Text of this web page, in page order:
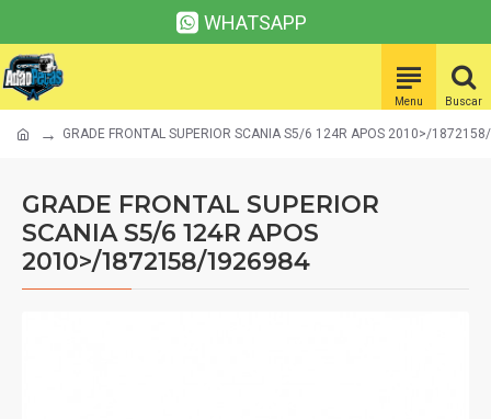
WHATSAPP
GRADE FRONTAL SUPERIOR SCANIA S5/6 124R APOS 2010>/
GRADE FRONTAL SUPERIOR
SCANIA S5/6 124R APOS
2010>/1872158/1926984